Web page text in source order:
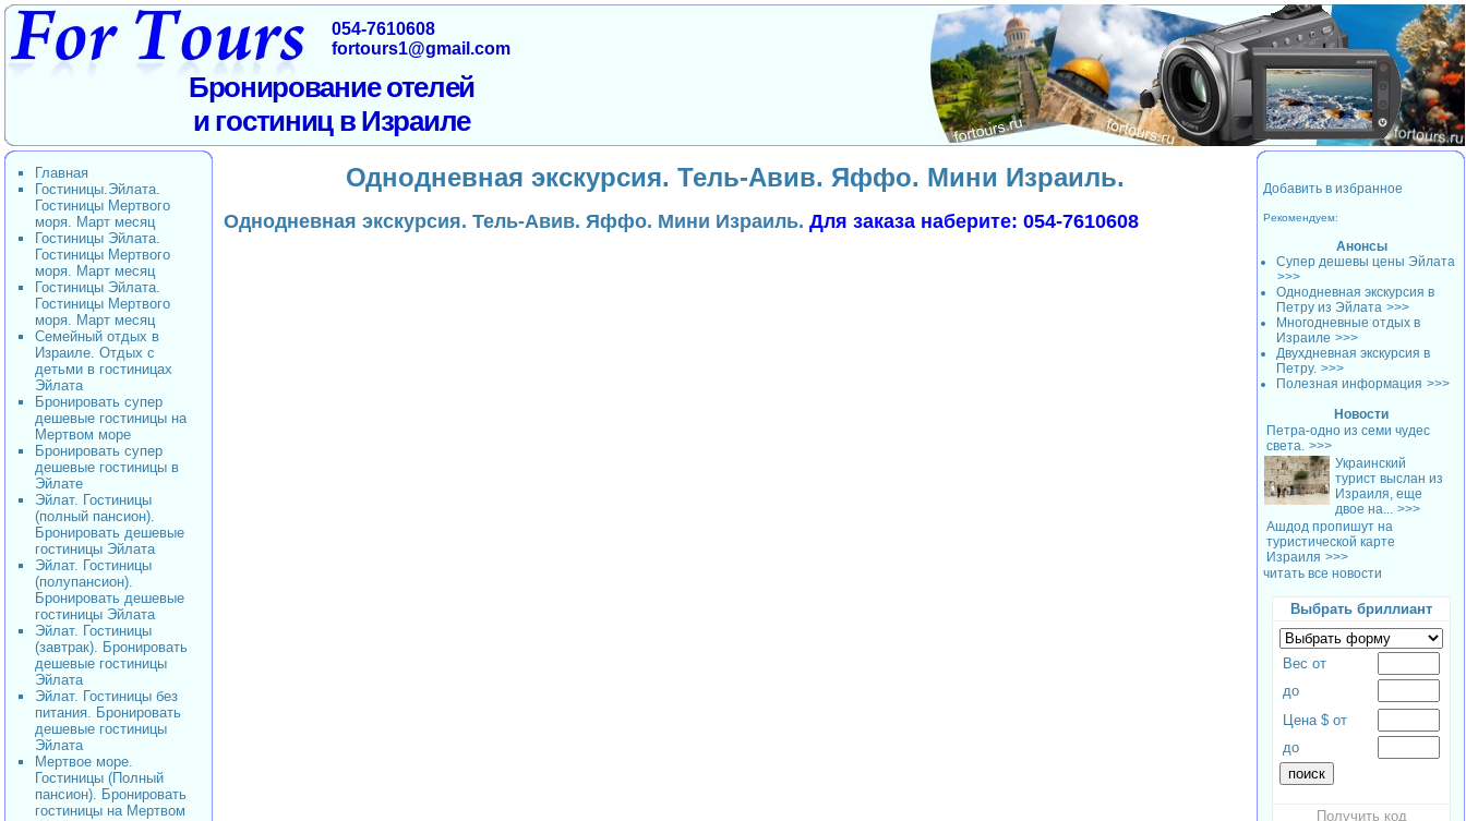
054-7610608
fortours1@gmail.com
Бронирование отелей
и гостиниц в Израиле
Добавить в избранное
Рекомендуем:
Анонсы
Супер дешевы цены Эйлата
>>>
Однодневная экскурсия в
Петру из Эйлата >>>
Многодневные отдых в
Израиле >>>
Двухдневная экскурсия в
Петру. >>>
Полезная информация >>>
Новости
Петра-одно из семи чудес
света. >>>
Украинский
турист выслан из
Израиля, еще
двое на... >>>
Ашдод пропишут на
туристической карте
Израиля >>>
читать все новости
Выбрать бриллиант
Вес от
до
Цена $ от
до
Получить код
Главная
Гостиницы.Эйлата.
Гостиницы Мертвого
моря. Март месяц
Гостиницы Эйлата.
Гостиницы Мертвого
моря. Март месяц
Гостиницы Эйлата.
Гостиницы Мертвого
моря. Март месяц
Семейный отдых в
Израиле. Отдых с
детьми в гостиницах
Эйлата
Бронировать супер
дешевые гостиницы на
Мертвом море
Бронировать супер
дешевые гостиницы в
Эйлате
Эйлат. Гостиницы
(полный пансион).
Бронировать дешевые
гостиницы Эйлата
Эйлат. Гостиницы
(полупансион).
Бронировать дешевые
гостиницы Эйлата
Эйлат. Гостиницы
(завтрак). Бронировать
дешевые гостиницы
Эйлата
Эйлат. Гостиницы без
питания. Бронировать
дешевые гостиницы
Эйлата
Мертвое море.
Гостиницы (Полный
пансион). Бронировать
гостиницы на Мертвом
Однодневная экскурсия. Тель-Авив. Яффо. Мини Израиль.
Однодневная экскурсия. Тель-Авив. Яффо. Мини Израиль. Для заказа наберите: 054-7610608